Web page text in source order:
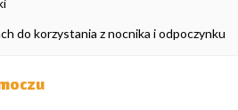
do korzystania z nocnika i odpoczynku